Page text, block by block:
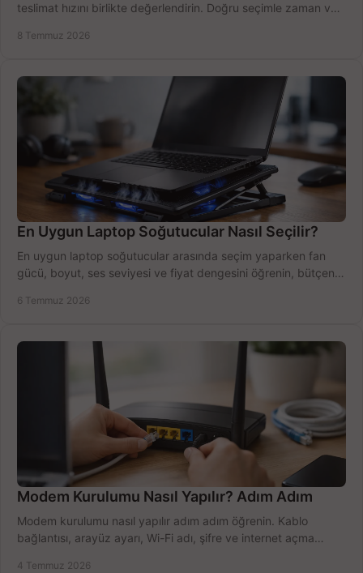
teslimat hızını birlikte değerlendirin. Doğru seçimle zaman ve
8 Temmuz 2026
En Uygun Laptop Soğutucular Nasıl Seçilir?
En uygun laptop soğutucular arasında seçim yaparken fan
gücü, boyut, ses seviyesi ve fiyat dengesini öğrenin, bütçenizi
6 Temmuz 2026
Modem Kurulumu Nasıl Yapılır? Adım Adım
Modem kurulumu nasıl yapılır adım adım öğrenin. Kablo
bağlantısı, arayüz ayarı, Wi-Fi adı, şifre ve internet açma
4 Temmuz 2026